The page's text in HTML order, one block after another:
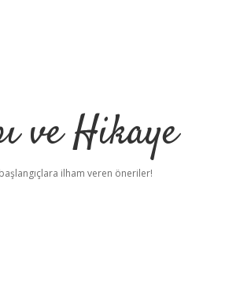
ve Hikaye
ilham veren öneriler!